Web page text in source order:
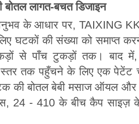
बोतल लागत-बचत डिजाइन
के आधार पर, TAIXING
घटकों की संख्या को समाप्त
से पाँच टुकड़ों तक। बाद
तक पहुँचने के लिए एक पेटेंट
की बोतल बेबी मसाज ऑयल
24 - 410 के बीच कैप साइज़